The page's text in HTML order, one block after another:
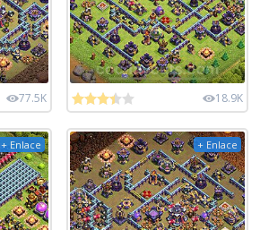
77.5K 18.9K
+ Enlace + Enlace